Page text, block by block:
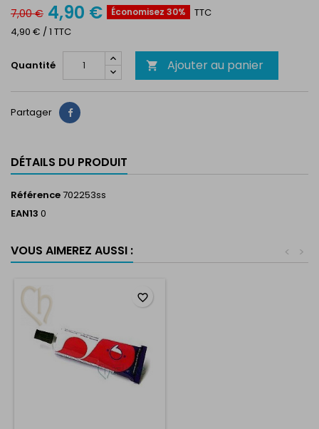
7,00 € 4,90 € Économisez 30%
TTC
4,90 € / 1 TTC
Quantité  Ajouter au panier
Partager Partager
DÉTAILS DU PRODUIT
Référence702253ss
EAN13 0
VOUS AIMEREZ AUSSI : >
<
favorite_border